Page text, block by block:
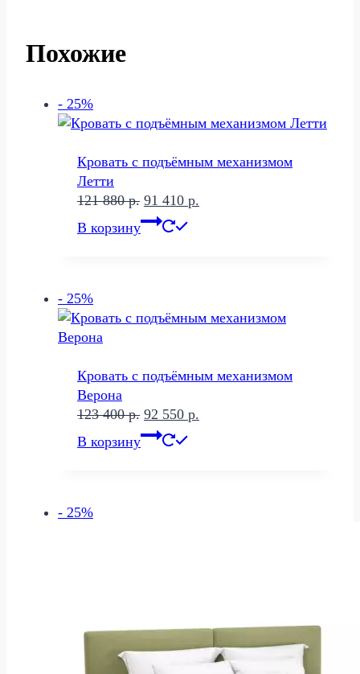
Похожие
- 25%
Кровать с подъёмным механизмом
Летти
121 880р. Первоначальная
цена
составляла
91 410 р.
В корзину
- 25%
Кровать с подъёмным механизмом
Верона
123 400р. Первоначальная
цена
составляла
92 550 р.
В корзину
- 25%